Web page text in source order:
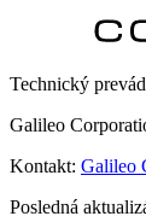
Technický
Galileo
Kontakt: Galileo
Posledná